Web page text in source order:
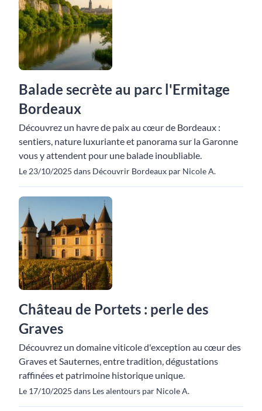
Balade secrète au parc l'Ermitage
Bordeaux
Découvrez un havre de paix au cœur de Bordeaux :
sentiers, nature luxuriante et panorama sur la Garonne
vous y attendent pour une balade inoubliable.
Le 23/10/2025 dans Découvrir Bordeaux par Nicole A.
Château de Portets : perle des
Graves
Découvrez un domaine viticole d'exception au cœur des
Graves et Sauternes, entre tradition, dégustations
raffinées et patrimoine historique unique.
Le 17/10/2025 dans Les alentours par Nicole A.